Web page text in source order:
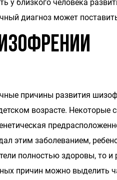
близкого человека
диагноз может
причины развития
возрасте. Некоторые
этим заболеванием,
полностью здоровы, то и
причин можно выделить